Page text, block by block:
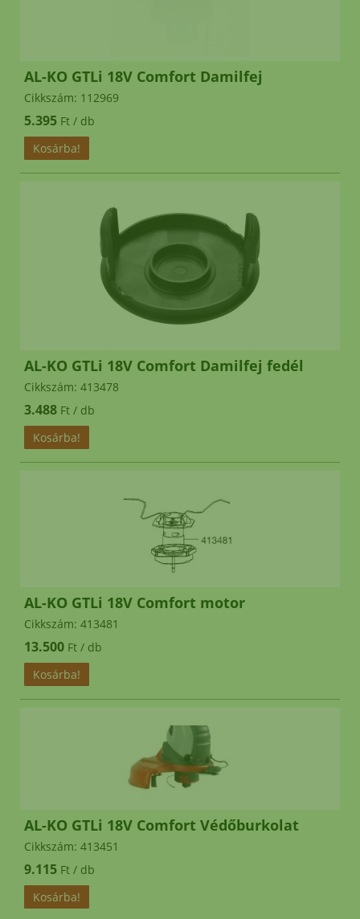
AL-KO GTLi 18V Comfort Damilfej
Cikkszám: 112969
5.395 Ft / db
AL-KO GTLi 18V Comfort Damilfej fedél
Cikkszám: 413478
3.488 Ft / db
AL-KO GTLi 18V Comfort motor
Cikkszám: 413481
13.500 Ft / db
AL-KO GTLi 18V Comfort Védőburkolat
Cikkszám: 413451
9.115 Ft / db
eredetiALKO WOLF MTD kések,
kerekek 6 hónap garancia
MTD ékszíj rendelés esetén 2026 július
hónapban 2.000.- engedményt adunk!
Helyszini átvételre nincs
lehetőség!